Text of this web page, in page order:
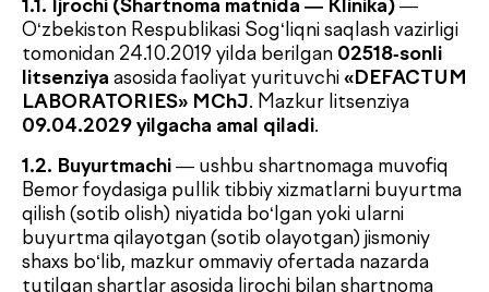
amalga oshiruvchi tomon hisoblanadi. Buyurtmachi
va Bemor bir shaxsning o‘zi bo‘lishi mumkin.
1.3. Bemor— iste’molchi bo‘lib, Ijrochi tomonidan
mazkur Shartnoma hamda unga kiritilgan
qo‘shimcha va ilovalarda belgilangan hajm va
tartibda bevosita tibbiy xizmatlarni oluvchi jismoniy
shaxs hisoblanadi. Bemor va Buyurtmachi bir
shaxsning o‘zi bo‘lishi mumkin.
1.4. Tomon— alohida holda Buyurtmachi, Bemor
yoki Klinika deb ataluvchi shaxs.
1.5. Tomonlar — bir tomondan Buyurtmachi
va/yoki Bemor, ikkinchi tomondan esa Klinika
birgalikda shunday nomlanadi.